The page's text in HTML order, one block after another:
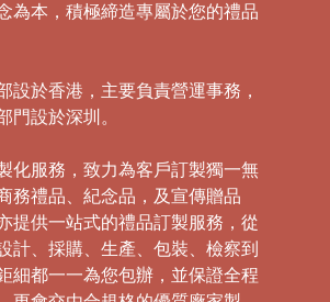
為本，積極締造專屬於您的禮品
設於香港，主要負責營運事務，
門設於深圳。
化服務，致力為客戶訂製獨一無
務禮品、紀念品，及宣傳贈品
提供一站式的禮品訂製服務，從
計、採購、生產、包裝、檢察到
細都一一為您包辦，並保證全程